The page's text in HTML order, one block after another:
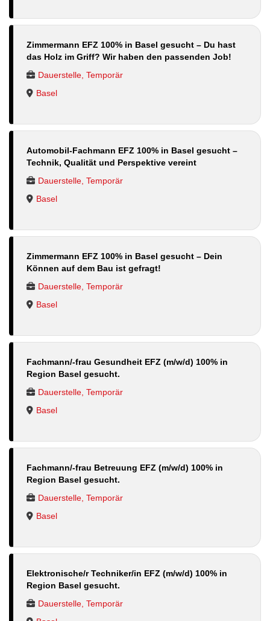
Zimmermann EFZ 100% in Basel gesucht – Du hast
das Holz im Griff? Wir haben den passenden Job!
Dauerstelle, Temporär
Basel
Automobil-Fachmann EFZ 100% in Basel gesucht –
Technik, Qualität und Perspektive vereint
Dauerstelle, Temporär
Basel
Zimmermann EFZ 100% in Basel gesucht – Dein
Können auf dem Bau ist gefragt!
Dauerstelle, Temporär
Basel
Fachmann/-frau Gesundheit EFZ (m/w/d) 100% in
Region Basel gesucht.
Dauerstelle, Temporär
Basel
Fachmann/-frau Betreuung EFZ (m/w/d) 100% in
Region Basel gesucht.
Dauerstelle, Temporär
Basel
Elektronische/r Techniker/in EFZ (m/w/d) 100% in
Region Basel gesucht.
Dauerstelle, Temporär